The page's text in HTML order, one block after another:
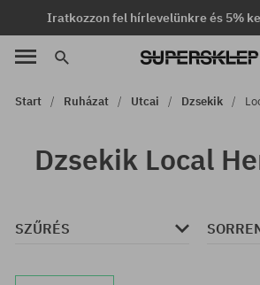
Iratkozzon fel hírlevelünkre és 5%
Start Ruházat Utcai Dzsekik
Dzsekik Local
SZŰRÉS